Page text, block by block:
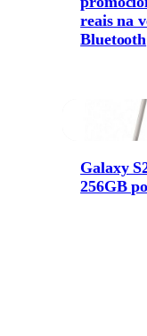
reais na
Bluetooth
Galaxy
256GB